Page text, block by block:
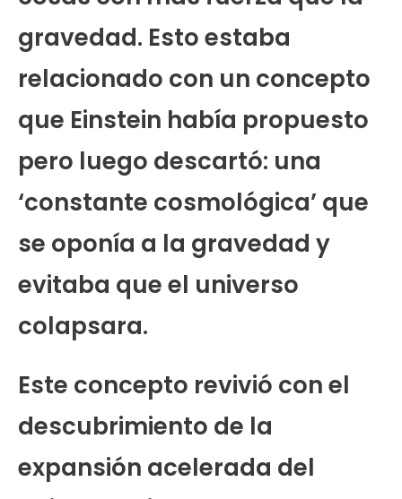
gravedad. Esto estaba
relacionado con un concepto
que Einstein había propuesto
pero luego descartó: una
‘constante cosmológica’ que
se oponía a la gravedad y
evitaba que el universo
colapsara.
Este concepto revivió con el
descubrimiento de la
expansión acelerada del